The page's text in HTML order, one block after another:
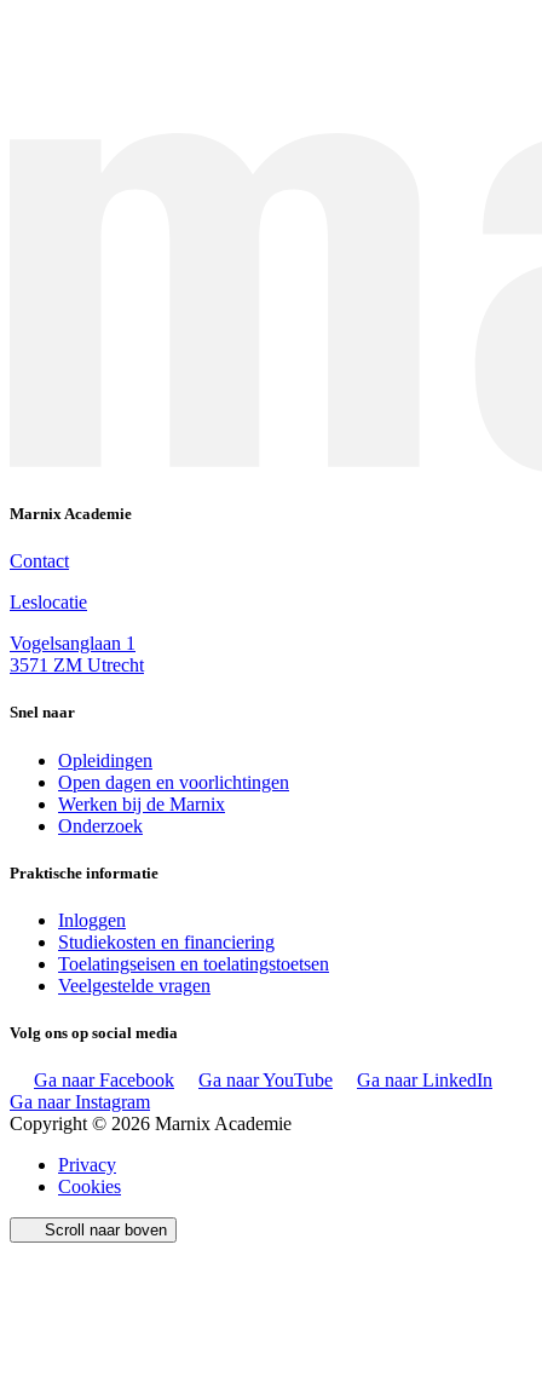
Marnix Academie
Contact
Leslocatie
Vogelsanglaan 1
3571 ZM Utrecht
Snel naar
Opleidingen
Open dagen en voorlichtingen
Werken bij de Marnix
Onderzoek
Praktische informatie
Inloggen
Studiekosten en financiering
Toelatingseisen en toelatingstoetsen
Veelgestelde vragen
Volg ons op social media
Ga naar Facebook Ga naar YouTube
Ga naar LinkedIn
Ga naar Instagram
Copyright © 2026 Marnix Academie
Privacy
Cookies
Scroll naar boven